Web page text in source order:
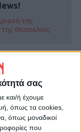
σας
και/ή έχουμε
όπως τα cookies,
όπως μοναδικοί
που
της
Θεσσαλίας
της εισαγγελέως
Πάγου -Ζητά τη
για άσκηση
απόφαση για το
Μάτι